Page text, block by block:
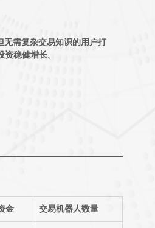
无需复杂交易知识的用户打
资稳健增长。
金 交易机器人数量